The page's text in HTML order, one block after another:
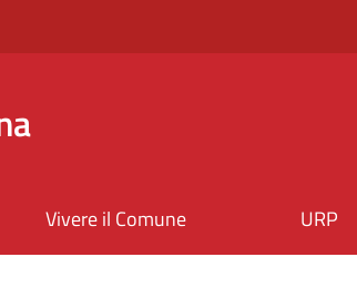
Vivere il Comune URP